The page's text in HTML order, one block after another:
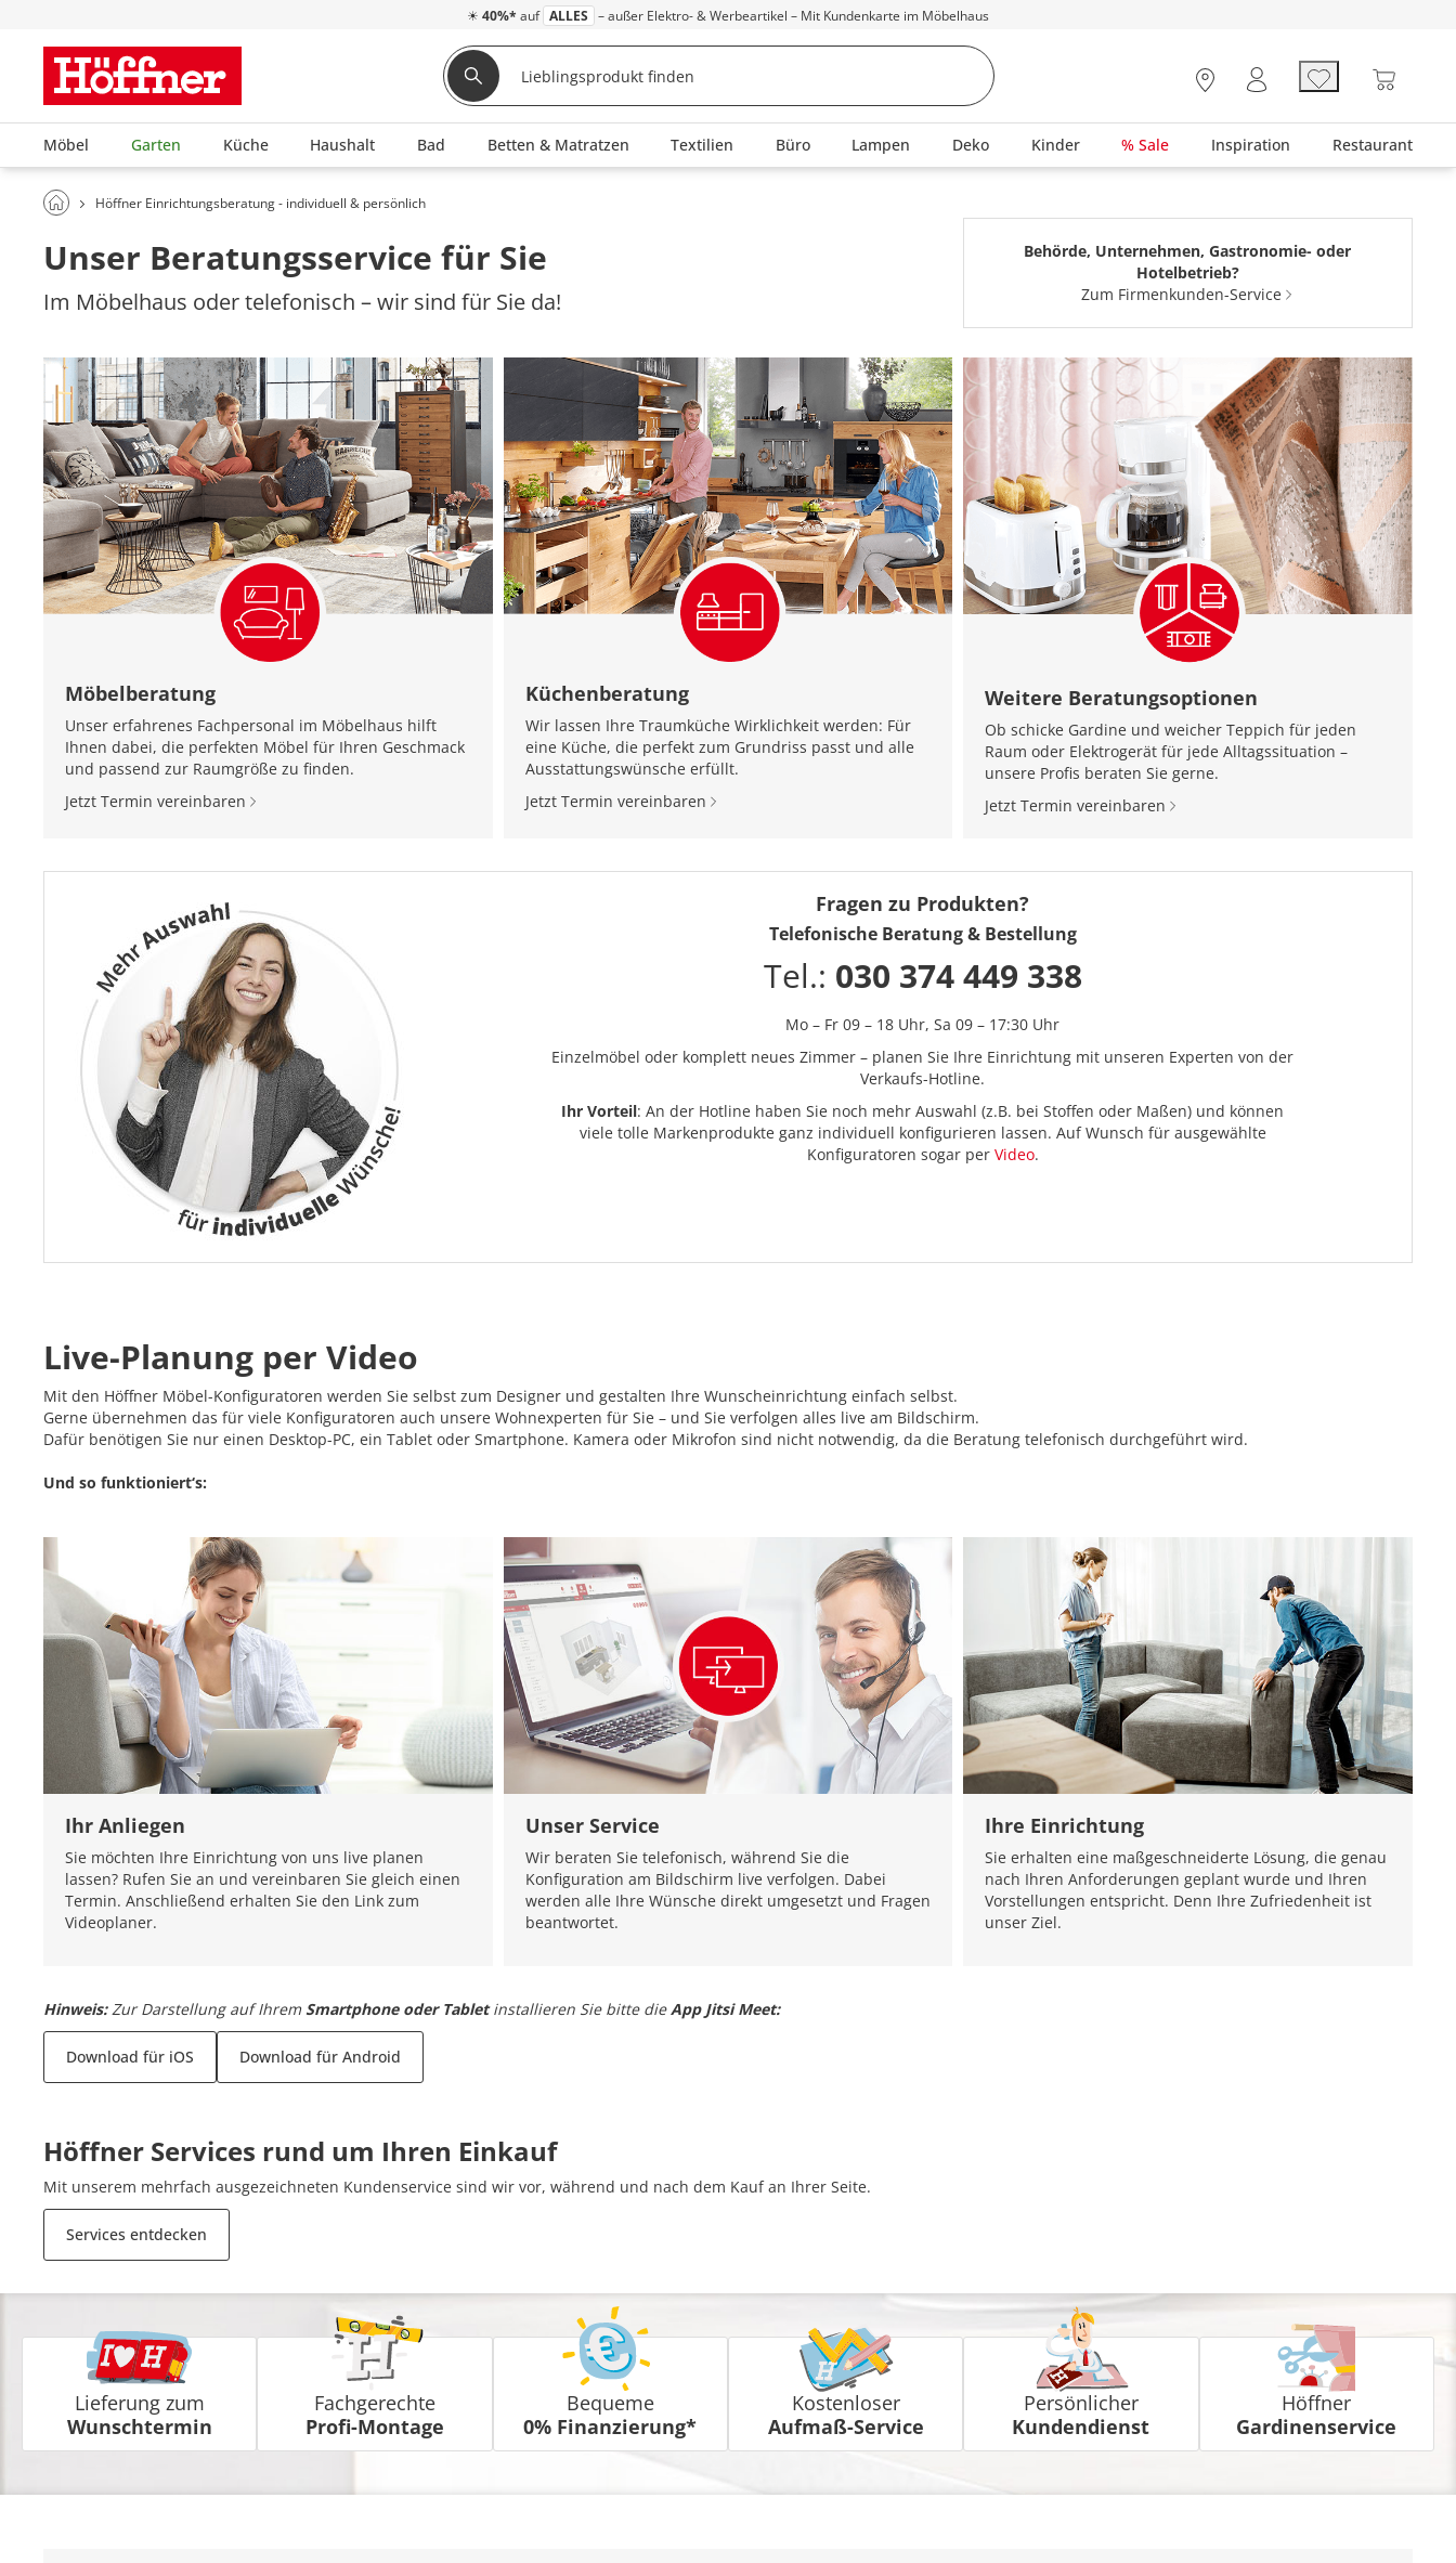
☀ 40%* auf ALLES – außer Elektro- & Werbeartikel – Mit Kundenkarte im Möbelhaus
Möbel Garten Küche Haushalt Bad Betten & Matratzen Textilien Büro Lampen Deko Kinder % Sale Inspiration Restaurant
Höffner Einrichtungsberatung - individuell & persönlich
Unser Beratungsservice für Sie
Im Möbelhaus oder telefonisch – wir sind für Sie da!
Behörde, Unternehmen, Gastronomie- oder
Hotelbetrieb?
Zum Firmenkunden-Service
Möbelberatung
Unser erfahrenes Fachpersonal im Möbelhaus hilft
Ihnen dabei, die perfekten Möbel für Ihren Geschmack
und passend zur Raumgröße zu finden.
Jetzt Termin vereinbaren
Küchenberatung
Wir lassen Ihre Traumküche Wirklichkeit werden: Für
eine Küche, die perfekt zum Grundriss passt und alle
Ausstattungswünsche erfüllt.
Jetzt Termin vereinbaren
Weitere Beratungsoptionen
Ob schicke Gardine und weicher Teppich für jeden
Raum oder Elektrogerät für jede Alltagssituation –
unsere Profis beraten Sie gerne.
Jetzt Termin vereinbaren
Fragen zu Produkten?
Telefonische Beratung & Bestellung
Tel.: 030 374 449 338
Mo – Fr 09 – 18 Uhr,Sa 09 – 17:30 Uhr
Einzelmöbel oder komplett neues Zimmer – planen Sie Ihre Einrichtung mit unseren Experten von der
Verkaufs-Hotline.
Ihr Vorteil: An der Hotline haben Sie noch mehr Auswahl (z.B. bei Stoffen oder Maßen) und können
viele tolle Markenprodukte ganz individuell konfigurieren lassen. Auf Wunsch für ausgewählte
Konfiguratoren sogar per Video.
Live-Planung per Video
Mit den Höffner Möbel-Konfiguratoren werden Sie selbst zum Designer und gestalten Ihre Wunscheinrichtung einfach selbst.
Gerne übernehmen das für viele Konfiguratoren auch unsere Wohnexperten für Sie – und Sie verfolgen alles live am Bildschirm.
Dafür benötigen Sie nur einen Desktop-PC, ein Tablet oder Smartphone. Kamera oder Mikrofon sind nicht notwendig, da die Beratung telefonisch durchgeführt wird.
Und so funktioniert‘s:
Ihr Anliegen
Sie möchten Ihre Einrichtung von uns live planen
lassen? Rufen Sie an und vereinbaren Sie gleich einen
Termin. Anschließend erhalten Sie den Link zum
Videoplaner.
Unser Service
Wir beraten Sie telefonisch, während Sie die
Konfiguration am Bildschirm live verfolgen. Dabei
werden alle Ihre Wünsche direkt umgesetzt und Fragen
beantwortet.
Ihre Einrichtung
Sie erhalten eine maßgeschneiderte Lösung, die genau
nach Ihren Anforderungen geplant wurde und Ihren
Vorstellungen entspricht. Denn Ihre Zufriedenheit ist
unser Ziel.
Hinweis: Zur Darstellung auf Ihrem Smartphone oder Tabletinstallieren Sie bitte dieApp Jitsi Meet:
Download für iOS Download für Android
Höffner Services rund um Ihren Einkauf
Mit unserem mehrfach ausgezeichneten Kundenservice sind wir vor, während und nach dem Kauf an Ihrer Seite.
Services entdecken
Lieferung zum
Wunschtermin
Fachgerechte
Profi-Montage
Bequeme
0% Finanzierung*
Kostenloser
Aufmaß-Service
Persönlicher
Kundendienst
Höffner
Gardinenservice